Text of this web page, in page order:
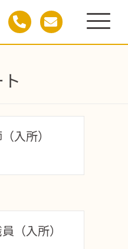
入所）
（入所）